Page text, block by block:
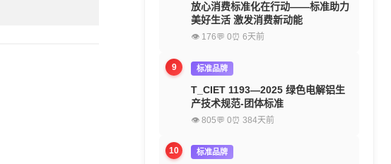
放心消费标准化在行动——标准助力
美好生活 激发消费新动能
👁 176💬 0⏰ 6天前
9 标准品牌
T_CIET 1193—2025 绿色电解铝生
产技术规范-团体标准
👁 805💬 0⏰ 384天前
10 标准品牌